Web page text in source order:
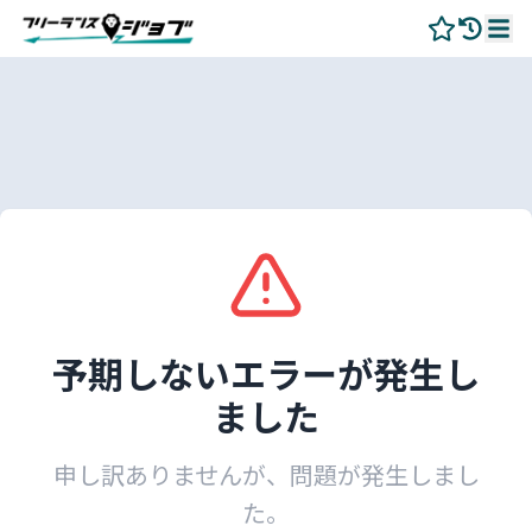
予期しないエラーが発生し
ました
申し訳ありませんが、問題が発生しまし
た。